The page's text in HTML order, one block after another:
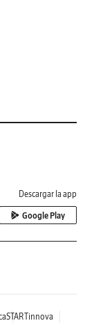
Descargar la app
Google Play
STARTinnova